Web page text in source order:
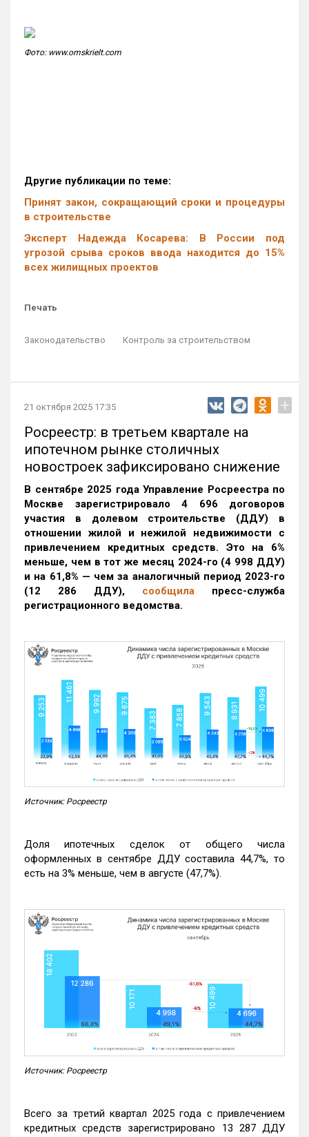
Фото: www.omskrielt.com
Другие публикации по теме:
Принят закон, сокращающий сроки и процедуры
в строительстве
Эксперт Надежда Косарева: В России под
угрозой срыва сроков ввода находится до 15%
всех жилищных проектов
Печать
Законодательство Контроль за строительством
21 октября 2025 17:35 +
Росреестр: в третьем квартале на
ипотечном рынке столичных
новостроек зафиксировано снижение
В сентябре 2025 года Управление Росреестра по
Москве зарегистрировало 4 696 договоров
участия в долевом строительстве (ДДУ) в
отношении жилой и нежилой недвижимости с
привлечением кредитных средств. Это на 6%
меньше, чем в тот же месяц 2024-го (4 998 ДДУ)
и на 61,8% — чем за аналогичный период 2023-го
(12 286 ДДУ), сообщила пресс-служба
регистрационного ведомства.
Источник: Росреестр
Доля ипотечных сделок от общего числа
оформленных в сентябре ДДУ составила 44,7%, то
есть на 3% меньше, чем в августе (47,7%).
Источник: Росреестр
Всего за третий квартал 2025 года с привлечением
кредитных средств зарегистрировано 13 287 ДДУ